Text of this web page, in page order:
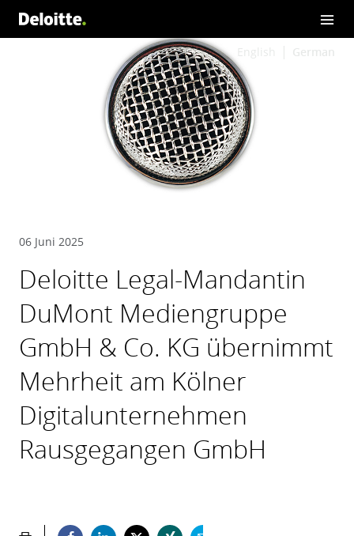
English German
06 Juni 2025
Deloitte Legal-Mandantin
DuMont Mediengruppe
GmbH & Co. KG übernimmt
Mehrheit am Kölner
Digitalunternehmen
Rausgegangen GmbH